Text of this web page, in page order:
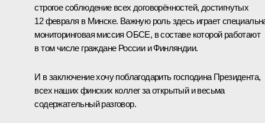
строгое соблюдение всех договорённостей, достигнутых
12 февраля в Минске. Важную роль здесь играет
мониторинговая миссия ОБСЕ, в составе которой работают
в том числе граждане России и Финляндии.
И в заключение хочу поблагодарить господина Президента,
всех наших финских коллег за открытый и весьма
содержательный разговор.